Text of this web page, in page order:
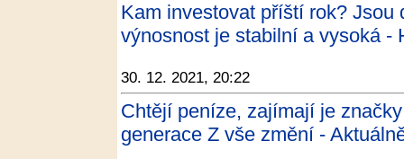
Kam investovat příští rok? Jsou
výnosnost je stabilní a vysoká -
30. 12. 2021, 20:22
Chtějí peníze, zajímají je
generace Z vše změní -